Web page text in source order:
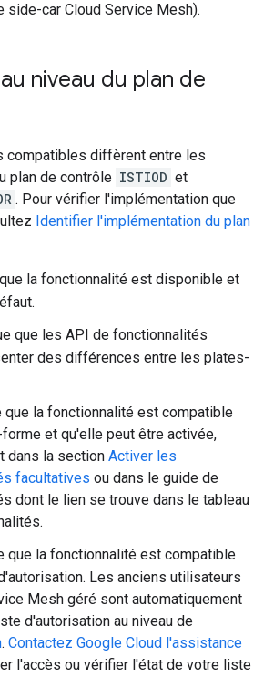
side-car Cloud Service Mesh).
niveau du plan de
compatibles diffèrent entre les
plan de contrôle ISTIOD et
. Pour vérifier l'implémentation que
Identifier l'implémentation du plan
la fonctionnalité est disponible et
que les API de fonctionnalités
des différences entre les plates-
que la fonctionnalité est compatible
et qu'elle peut être activée,
dans la section Activer les
facultatives ou dans le guide de
dont le lien se trouve dans le tableau
que la fonctionnalité est compatible
Les anciens utilisateurs
Mesh géré sont automatiquement
d'autorisation au niveau de
. Contactez Google Cloud l'assistance
l'accès ou vérifier l'état de votre liste